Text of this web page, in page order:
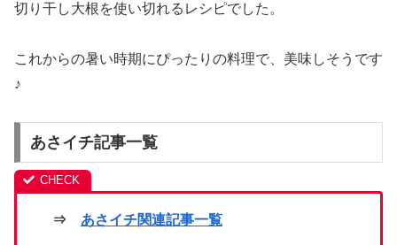
切り干し大根を使い切れるレシピでした。
これからの暑い時期にぴったりの料理で、美味しそうです
♪
あさイチ記事一覧
⇒ あさイチ関連記事一覧